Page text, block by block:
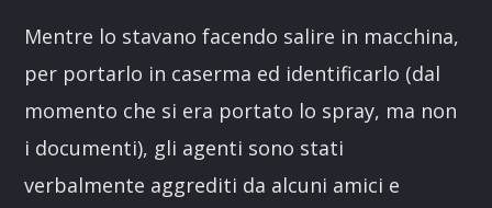
Mentre lo stavano facendo salire in macchina,
per portarlo in caserma ed identificarlo (dal
momento che si era portato lo spray, ma non
i documenti), gli agenti sono stati
verbalmente aggrediti da alcuni amici e